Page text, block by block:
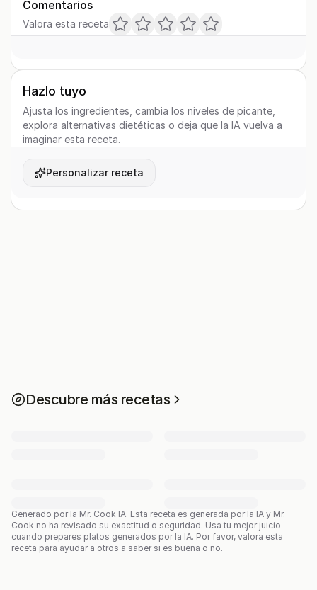
Comentarios
Valora esta receta
Hazlo tuyo
Ajusta los ingredientes, cambia los niveles de picante,
explora alternativas dietéticas o deja que la IA vuelva a
imaginar esta receta.
Personalizar receta
Descubre más recetas
Generado por la Mr. Cook IA. Esta receta es generada por la IA y Mr.
Cook no ha revisado su exactitud o seguridad. Usa tu mejor juicio
cuando prepares platos generados por la IA. Por favor, valora esta
receta para ayudar a otros a saber si es buena o no.